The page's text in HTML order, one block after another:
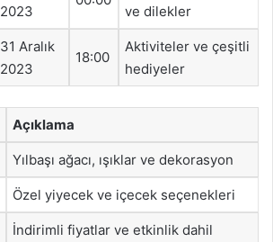
2023
ve dilekler
31 Aralık
2023
18:00
Aktiviteler ve çeşitli
hediyeler
Açıklama
Yılbaşı ağacı, ışıklar ve dekorasyon
Özel yiyecek ve içecek seçenekleri
İndirimli fiyatlar ve etkinlik dahil